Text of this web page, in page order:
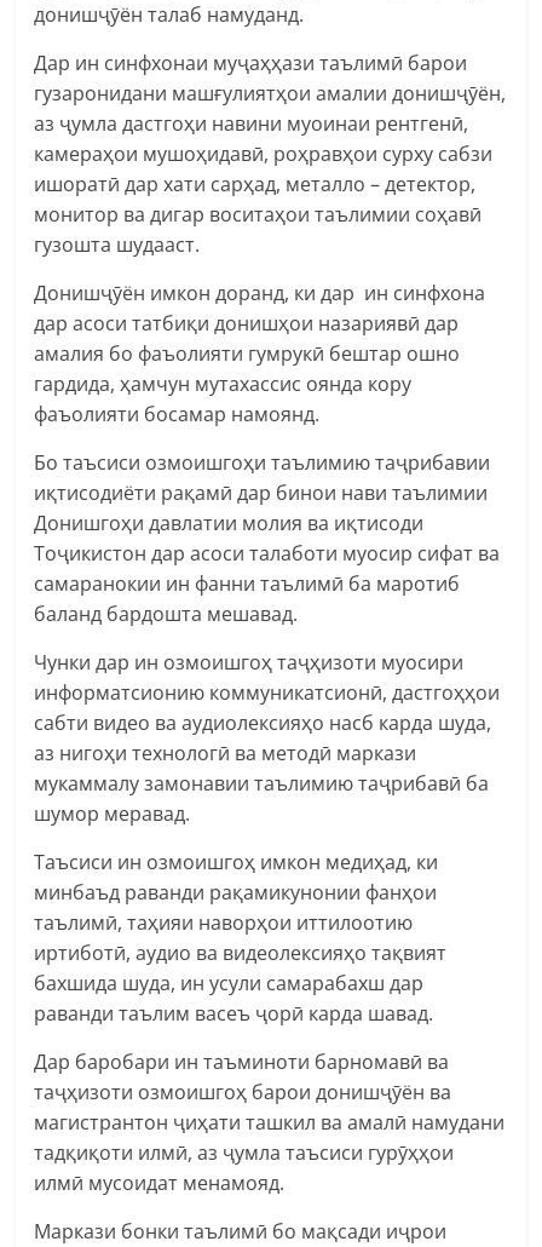
донишҷӯён талаб намуданд.
Дар ин синфхонаи муҷаҳҳази таълимӣ барои
гузаронидани машғулиятҳои амалии донишҷӯён,
аз ҷумла дастгоҳи навини муоинаи рентгенӣ,
камераҳои мушоҳидавӣ, роҳравҳои сурху сабзи
ишоратӣ дар хати сарҳад, металло – детектор,
монитор ва дигар воситаҳои таълимии соҳавӣ
гузошта шудааст.
Донишҷӯён имкон доранд, ки дар ин синфхона
дар асоси татбиқи донишҳои назариявӣ дар
амалия бо фаъолияти гумрукӣ бештар ошно
гардида, ҳамчун мутахассис оянда кору
фаъолияти босамар намоянд.
Бо таъсиси озмоишгоҳи таълимию таҷрибавии
иқтисодиёти рақамӣ дар бинои нави таълимии
Донишгоҳи давлатии молия ва иқтисоди
Тоҷикистон дар асоси талаботи муосир сифат ва
самаранокии ин фанни таълимӣ ба маротиб
баланд бардошта мешавад.
Чунки дар ин озмоишгоҳ таҷҳизоти муосири
информатсионию коммуникатсионӣ, дастгоҳҳои
сабти видео ва аудиолексияҳо насб карда шуда,
аз нигоҳи технологӣ ва методӣ маркази
мукаммалу замонавии таълимию таҷрибавӣ ба
шумор меравад.
Таъсиси ин озмоишгоҳ имкон медиҳад, ки
минбаъд раванди рақамикунонии фанҳои
таълимӣ, таҳияи наворҳои иттилоотию
иртиботӣ, аудио ва видеолексияҳо тақвият
бахшида шуда, ин усули самарабахш дар
раванди таълим васеъ ҷорӣ карда шавад.
Дар баробари ин таъминоти барномавӣ ва
таҷҳизоти озмоишгоҳ барои донишҷӯён ва
магистрантон ҷиҳати ташкил ва амалӣ намудани
тадқиқоти илмӣ, аз ҷумла таъсиси гурӯҳҳои
илмӣ мусоидат менамояд.
Маркази бонки таълимӣ бо мақсади иҷрои